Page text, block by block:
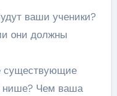
ваши ученики?
они должны
существующие
нише? Чем ваша